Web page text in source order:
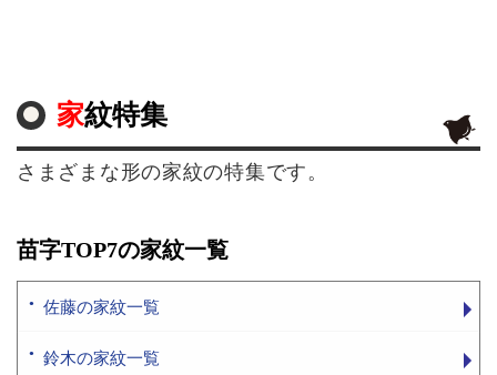
家紋特集
さまざまな形の家紋の特集です。
苗字TOP7の家紋一覧
佐藤の家紋一覧
鈴木の家紋一覧